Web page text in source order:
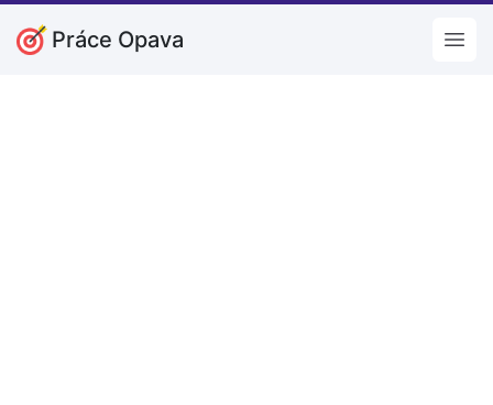
Práce Opava